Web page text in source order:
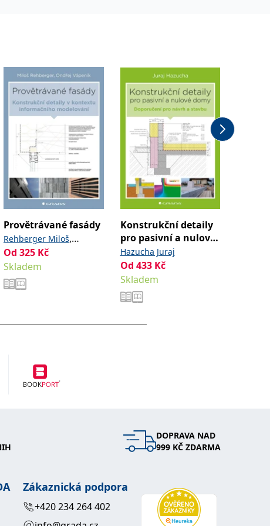
Provětrávané fasády
Rehberger Miloš,
Vápeník Ondřej
Od 325 Kč
Skladem
Konstrukční detaily
pro pasivní a nulové
domy
Hazucha Juraj
Od 433 Kč
Skladem
DOPRAVA NAD
999 KČ ZDARMA
Zákaznická podpora
+420 234 264 402